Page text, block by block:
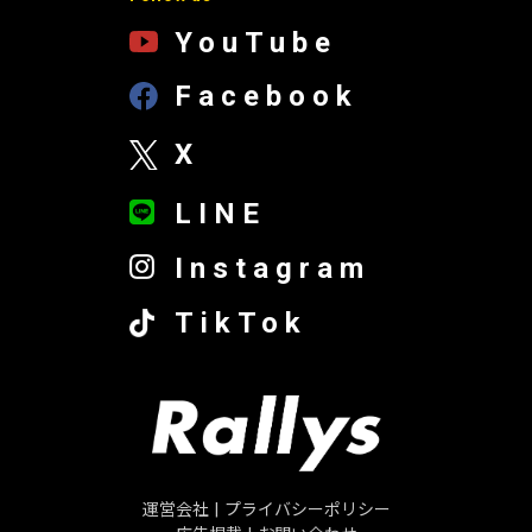
YouTube
Facebook
X
LINE
Instagram
TikTok
運営会社
プライバシーポリシー